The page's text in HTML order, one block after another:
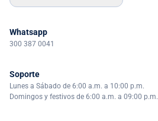
Whatsapp
300 387 0041
Soporte
Lunes a Sábado de 6:00 a.m. a 10:00 p.m.
Domingos y festivos de 6:00 a.m. a 09:00 p.m.